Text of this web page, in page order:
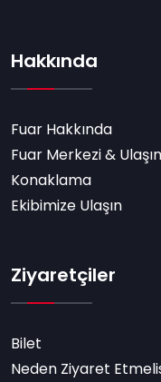
Hakkında
Fuar Hakkında
Fuar Merkezi &
Konaklama
Ekibimize Ulaşın
Ziyaretçiler
Bilet
Neden Ziyaret